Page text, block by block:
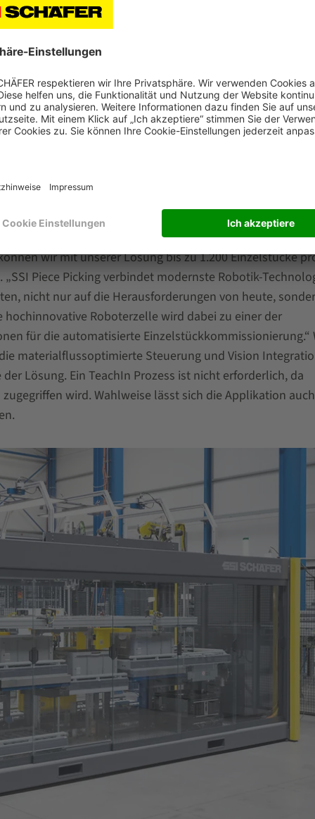
sorgt für eine künstliche Verlagerung
Picken nicht verdeckt werden und sich unmittelbar
zur Platzierung der Codes in der Lage, mindestens
lesen. Das steigert die Pickrate und erfüllt parallel die
Über die erweiterten Funktionen wie Pick &
Picking mit weiteren Features. So deckt die
Produktspektrums ab, darunter Waren in kubischen,
wir mit unserer Lösung bis zu 1.200 Einzelstücke
Piece Picking verbindet modernste Robotik-
nicht nur auf die Herausforderungen von heute,
Roboterzelle wird dabei zu einer der
für die automatisierte Einzelstückkommissionierung.“
materialflussoptimierte Steuerung und Vision
Lösung. Ein TeachIn Prozess ist nicht erforderlich, da
wird. Wahlweise lässt sich die Applikation